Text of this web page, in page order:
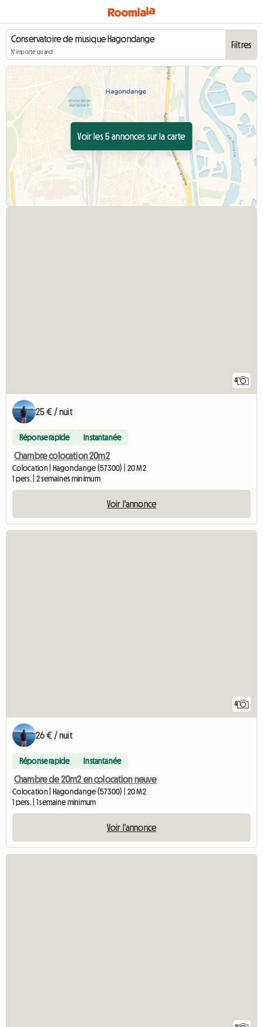
N'importe quand
Filtres
Voir les 5 annonces sur la carte
4
25 € / nuit
Réponse rapide Instantanée
Chambre colocation 20m2
Colocation | Hagondange (57300) | 20 M2
1 pers. | 2 semaines minimum
Voir l'annonce
4
26 € / nuit
Réponse rapide Instantanée
Chambre de 20m2 en colocation neuve
Colocation | Hagondange (57300) | 20 M2
1 pers. | 1 semaine minimum
Voir l'annonce